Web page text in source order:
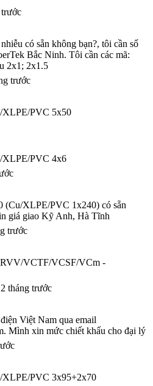
trước
có sẵn không bạn?, tôi cần số
Bắc Ninh. Tôi cần các mã:
2x1; 2x1.5
trước
XLPE/PVC 5x50
XLPE/PVC 4x6
(Cu/XLPE/PVC 1x240) có sẵn
giá giao Kỹ Anh, Hà Tĩnh
trước
VCTF/VCSF/VCm -
2 tháng trước
Việt Nam qua email
Mình xin mức chiết khấu cho đại lý
PVC 3x95+2x70